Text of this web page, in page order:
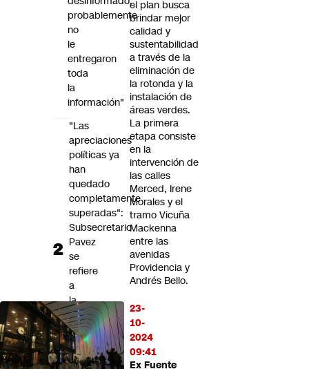
el plan busca
brindar mejor
calidad y
sustentabilidad
a través de la
eliminación de
la rotonda y la
instalación de
áreas verdes.
La primera
etapa consiste
en la
intervención de
las calles
Merced, Irene
Morales y el
tramo Vicuña
Mackenna
entre las
avenidas
Providencia y
Andrés Bello.
23-
10-
2024
09:41
Ex Fuente
probablemente
no
le
entregaron
toda
la
información"
"Las
apreciaciones
políticas ya
han
quedado
completamente
superadas":
Subsecretario
Pavez
se
refiere
a
la
polémica
con
el
senador